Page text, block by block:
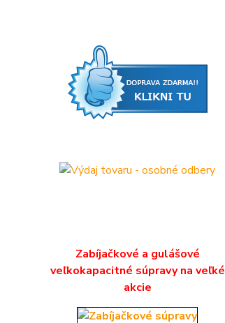
Zabíjačkové a gulášové
veľkokapacitné súpravy na veľké
akcie